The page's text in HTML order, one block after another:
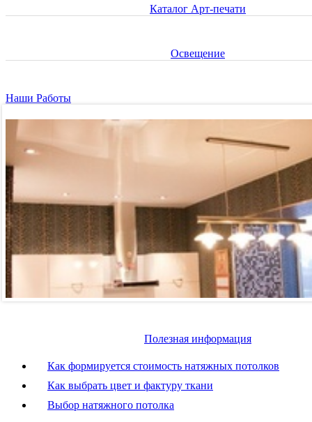
Каталог Арт-печати
Освещение
Наши Работы
Полезная информация
Как формируется стоимость натяжных потолков
Как выбрать цвет и фактуру ткани
Выбор натяжного потолка